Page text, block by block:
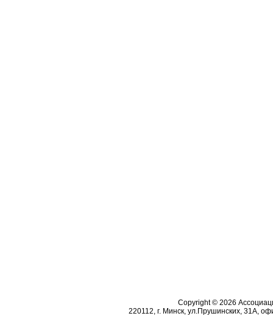
Copyright © 2026
220112, г. Минск, ул.Прушинских, 31А,